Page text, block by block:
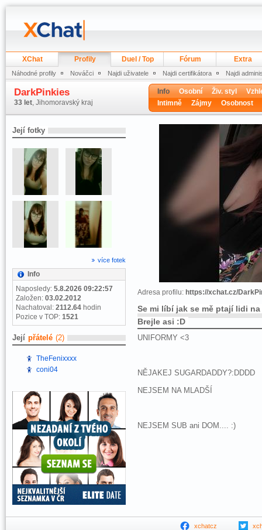
XChat Profily Duel / Top Fórum Extra
Náhodné profily Nováčci Najdi uživatele Najdi certifikátora Najdi
DarkPinkies
33 let, Jihomoravský kraj
Info Osobní Živ. styl
Intimně
Zájmy Osobnost
Její fotky
více fotek
Info
Naposledy: 5.8.2026 09:22:57
Založen: 03.02.2012
Nachatoval: 2112.64 hodin
Pozice v TOP: 1521
Její přátelé (2)
TheFenixxxx
coni04
Adresa profilu: https://xchat.cz/
Se mi líbí jak se mě ptají lidi
Brejle asi :D
UNIFORMY <3
NĚJAKEJ SUGARDADDY?:DDDD
NEJSEM NA MLADŠÍ
NEJSEM SUB ani DOM.... :)
xchatcz